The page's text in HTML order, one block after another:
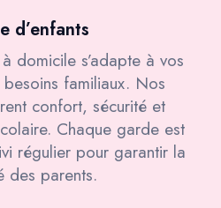
d’enfants
domicile s’adapte à vos
familiaux. Nos
confort, sécurité et
Chaque garde est
régulier pour garantir la
des parents.